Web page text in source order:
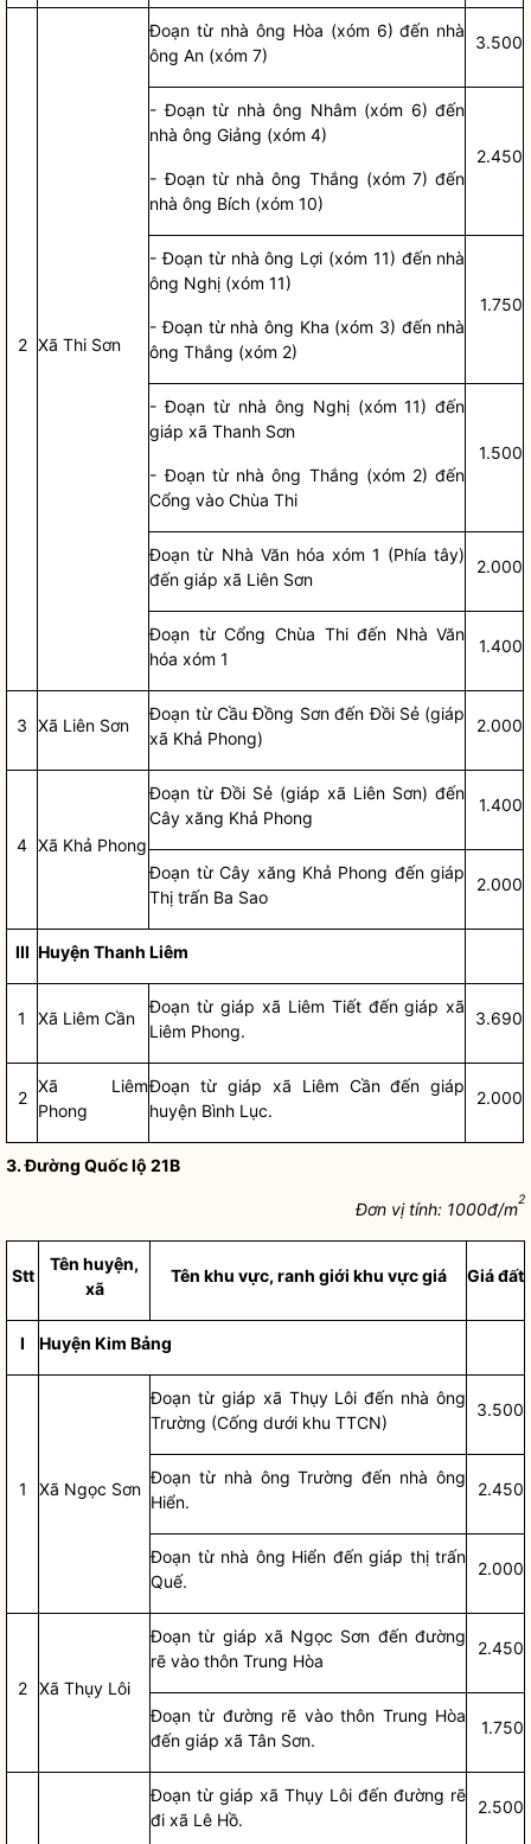
2 Xã Thi Sơn
Đoạn từ nhà ông Hòa (xóm 6) đến nhà
ông An (xóm 7)
3.500
- Đoạn từ nhà ông Nhâm (xóm 6) đến
nhà ông Giảng (xóm 4)
- Đoạn từ nhà ông Thắng (xóm 7) đến
nhà ông Bích (xóm 10)
2.450
- Đoạn từ nhà ông Lợi (xóm 11) đến nhà
ông Nghị (xóm 11)
- Đoạn từ nhà ông Kha (xóm 3) đến nhà
ông Thắng (xóm 2)
1.750
- Đoạn từ nhà ông Nghị (xóm 11) đến
giáp xã Thanh Sơn
- Đoạn từ nhà ông Thắng (xóm 2) đến
Cổng vào Chùa Thi
1.500
Đoạn từ Nhà Văn hóa xóm 1 (Phía tây)
đến giáp xã Liên Sơn
2.000
Đoạn từ Cổng Chùa Thi đến Nhà Văn
hóa xóm 1
1.400
3 Xã Liên Sơn
Đoạn từ Cầu Đồng Sơn đến Đồi Sẻ (giáp
xã Khả Phong)
2.000
4 Xã Khả Phong
Đoạn từ Đồi Sẻ (giáp xã Liên Sơn) đến
Cây xăng Khả Phong
1.400
Đoạn từ Cây xăng Khả Phong đến giáp
Thị trấn Ba Sao
2.000
III Huyện Thanh Liêm
1 Xã Liêm Cần
Đoạn từ giáp xã Liêm Tiết đến giáp xã
Liêm Phong.
3.690
2
Xã Liêm
Phong
Đoạn từ giáp xã Liêm Cần đến giáp
huyện Bình Lục.
2.000
3.Đường Quốc lộ 21B
Đơn vị tính: 1000đ/m2
Stt
Tên huyện,
xã
Tên khu vực, ranh giới khu vực giá Giá đất
I Huyện Kim Bảng
1 Xã Ngọc Sơn
Đoạn từ giáp xã Thụy Lôi đến nhà ông
Trường (Cống dưới khu TTCN)
3.500
Đoạn từ nhà ông Trường đến nhà ông
Hiển.
2.450
Đoạn từ nhà ông Hiển đến giáp thị trấn
Quế.
2.000
2 Xã Thụy Lôi
Đoạn từ giáp xã Ngọc Sơn đến đường
rẽ vào thôn Trung Hòa
2.450
Đoạn từ đường rẽ vào thôn Trung Hòa
đến giáp xã Tân Sơn.
1.750
Đoạn từ giáp xã Thụy Lôi đến đường rẽ
đi xã Lê Hồ.
2.500